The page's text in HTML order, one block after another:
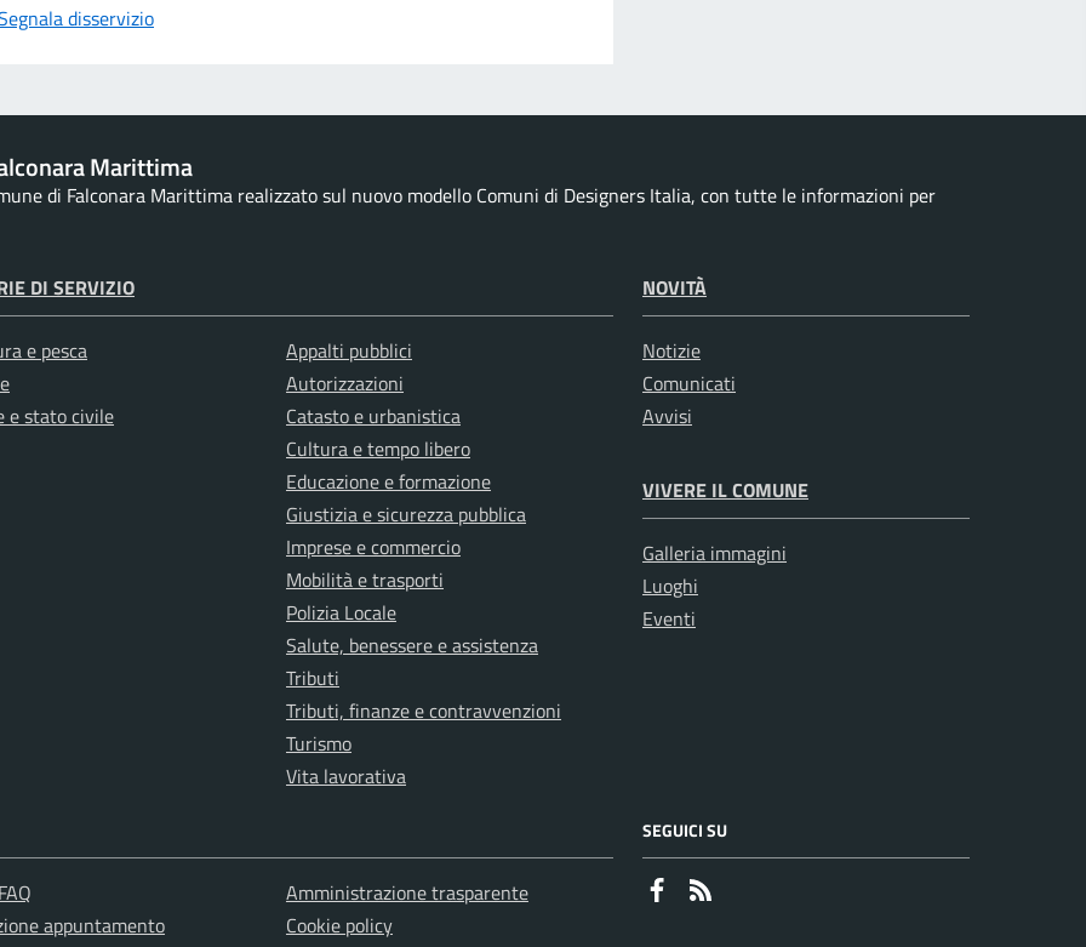
disservizio
Marittima
di Falconara Marittima realizzato sul nuovo modello Comuni di Designers Italia, con tutte le informazioni per
DI SERVIZIO
e pesca
e stato civile
Appalti pubblici
Autorizzazioni
Catasto e urbanistica
Cultura e tempo libero
Educazione e formazione
Giustizia e sicurezza pubblica
Imprese e commercio
Mobilità e trasporti
Polizia Locale
Salute, benessere e assistenza
Tributi
Tributi, finanze e contravvenzioni
Turismo
Vita lavorativa
NOVITÀ
Notizie
Comunicati
Avvisi
VIVERE IL COMUNE
Galleria immagini
Luoghi
Eventi
appuntamento
Amministrazione trasparente
Cookie policy
SEGUICI SU
Faceboook